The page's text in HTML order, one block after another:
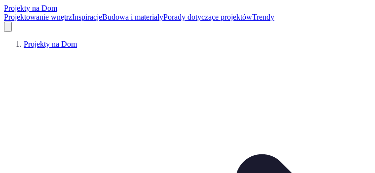
Projekty na Dom
Projektowanie wnętrzInspiracjeBudowa i materiałyPorady dotyczące projektówTrendy
Projekty na Dom